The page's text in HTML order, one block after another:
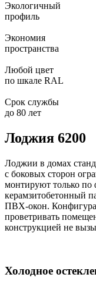
Экологичный
профиль
Экономия
пространства
Любой цвет
по шкале RAL
Срок службы
до 80 лет
Лоджия 6200
Лоджии в домах
с боковых сторон
монтируют только
керамзитобетонный
ПВХ-окон.
проветривать
конструкцией не
Холодное